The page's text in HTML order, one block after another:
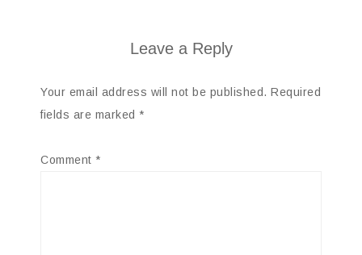
Leave a Reply
Your email address will not be published. Required
fields are marked *
Comment *